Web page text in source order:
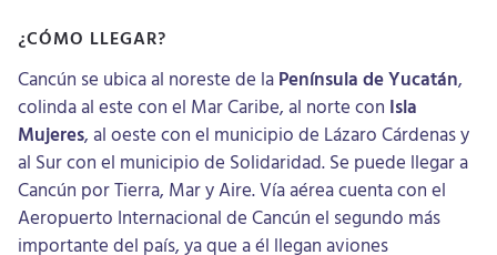
¿CÓMO LLEGAR?
Cancún se ubica al noreste de la Península de Yucatán,
colinda al este con el Mar Caribe, al norte con Isla
Mujeres, al oeste con el municipio de Lázaro Cárdenas y
al Sur con el municipio de Solidaridad. Se puede llegar a
Cancún por Tierra, Mar y Aire. Vía aérea cuenta con el
Aeropuerto Internacional de Cancún el segundo más
importante del país, ya que a él llegan aviones